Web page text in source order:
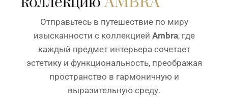
Отправьтесь в путешествие по миру
изысканности с коллекцией Ambra, где
каждый предмет интерьера сочетает
эстетику и функциональность, преображая
пространство в гармоничную и
выразительную среду.